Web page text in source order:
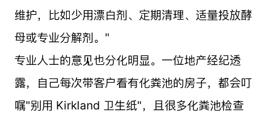
维护，比如少用漂白剂、定期清理、适量投放酵
母或专业分解剂。"
专业人士的意见也分化明显。一位地产经纪透
露，自己每次带客户看有化粪池的房子，都会叮
嘱"别用 Kirkland 卫生纸"，且很多化粪池检查